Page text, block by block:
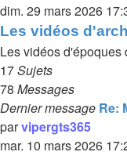
dim. 29 mars 2026
Les vidéos
Les vidéos d'époques
17Sujets
78 Messages
Dernier message Re:
parvipergts365
mar. 10 mars 2026